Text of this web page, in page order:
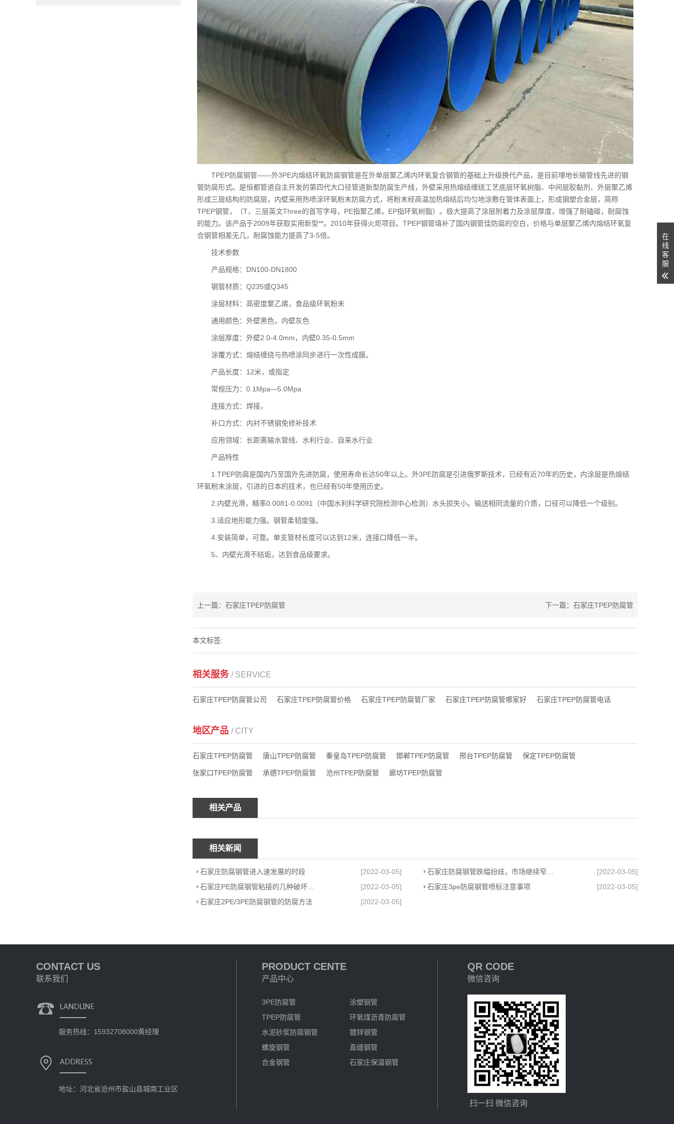
TPEP防腐钢管——外3PE内熔结环氧防腐钢管是在外单层聚乙烯内环氧复合钢管的基础上升级换代产品，是目前埋地长输管线先进的钢
管防腐形式。是恒都管道自主开发的第四代大口径管道新型防腐生产线，外壁采用热熔结缠绕工艺底层环氧树脂、中间层胶黏剂、外层聚乙烯
形成三层结构的防腐层，内壁采用热喷涂环氧粉末防腐方式，将粉末经高温加热熔结后均匀地涂敷在管体表面上，形成钢塑合金层，简称
TPEP钢管，（T，三层英文Three的首写字母，PE指聚乙烯，EP指环氧树脂）。极大提高了涂层附着力及涂层厚度，增强了耐磕碰，耐腐蚀
的能力。该产品于2009年获取实用新型**。2010年获得火炬项目。TPEP钢管填补了国内钢管佳防腐的空白，价格与单层聚乙烯内熔结环氧复
合钢管相差无几，耐腐蚀能力提高了3-5倍。
技术参数
产品规格：DN100-DN1800
钢管材质：Q235或Q345
涂层材料：高密度聚乙烯，食品级环氧粉末
通用颜色：外壁黑色，内壁灰色
涂层厚度：外壁2.0-4.0mm，内壁0.35-0.5mm
涂覆方式：熔结缠绕与热喷涂同步进行一次性成膜。
产品长度：12米，或指定
常规压力：0.1Mpa—5.0Mpa
连接方式：焊接，
补口方式：内衬不锈钢免修补技术
应用领域：长距离输水管线、水利行业、自来水行业
产品特性
1.TPEP防腐是国内乃至国外先进防腐，使用寿命长达50年以上。外3PE防腐是引进俄罗斯技术，已经有近70年的历史，内涂层是热熔结
环氧粉末涂层，引进的日本的技术，也已经有50年使用历史。
2.内壁光滑，糙率0.0081-0.0091（中国水利科学研究院检测中心检测）水头损失小。输送相同流量的介质，口径可以降低一个级别。
3.适应地形能力强。钢管柔韧度强。
4.安装简单，可靠。单支管材长度可以达到12米，连接口降低一半。
5、内壁光滑不结垢，达到食品级要求。
上一篇：石家庄TPEP防腐管 下一篇：石家庄TPEP防腐管
本文标签:
相关服务 / SERVICE
石家庄TPEP防腐管公司 石家庄TPEP防腐管价格 石家庄TPEP防腐管厂家 石家庄TPEP防腐管哪家好 石家庄TPEP防腐管电话
地区产品 / CITY
石家庄TPEP防腐管 唐山TPEP防腐管 秦皇岛TPEP防腐管 邯郸TPEP防腐管 邢台TPEP防腐管 保定TPEP防腐管
张家口TPEP防腐管 承德TPEP防腐管 沧州TPEP防腐管 廊坊TPEP防腐管
相关产品
相关新闻
石家庄防腐钢管进入速发展的时段 [2022-03-05]
[2022-03-05]
[2022-03-05] 石家庄3pe防腐钢管喷标注意事项
[2022-03-05]
石家庄2PE/3PE防腐钢管的防腐方法
[2022-03-05]
CONTACT US
联系我们
服务热线：15932708000黄经理
地址：河北省沧州市盐山县城南工业区
PRODUCT CENTE
产品中心
3PE防腐管
涂塑钢管
TPEP防腐管
环氧煤沥青防腐管
水泥砂浆防腐钢管
镀锌钢管
螺旋钢管
直缝钢管
合金钢管
石家庄保温钢管
QR CODE
微信咨询
扫一扫 微信咨询
在
线
客
服